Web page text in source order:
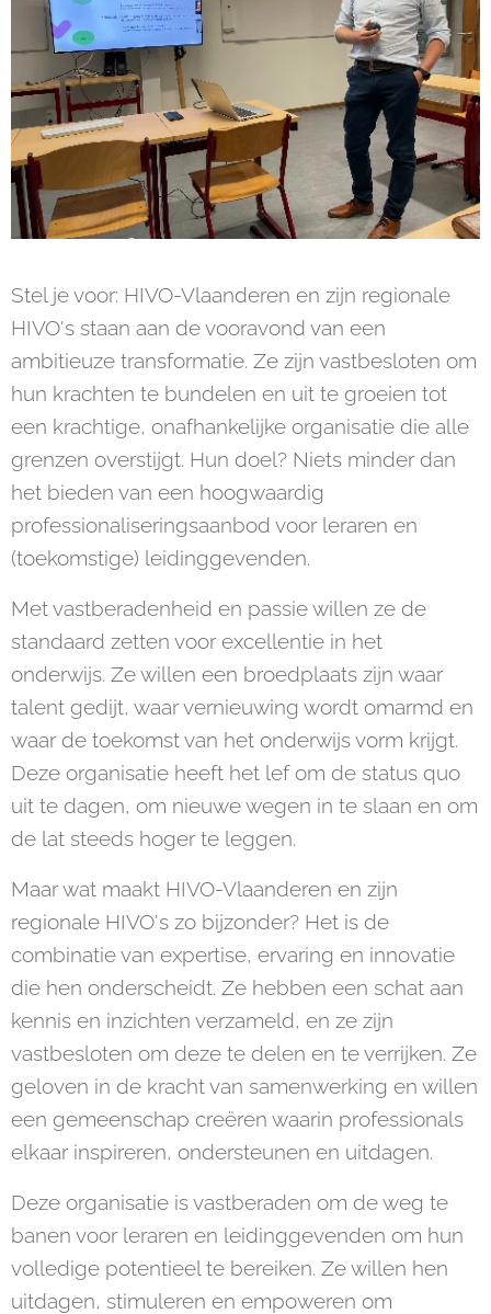
Stel je voor: HIVO-Vlaanderen en zijn regionale
HIVO's staan aan de vooravond van een
ambitieuze transformatie. Ze zijn vastbesloten om
hun krachten te bundelen en uit te groeien tot
een krachtige, onafhankelijke organisatie die alle
grenzen overstijgt. Hun doel? Niets minder dan
het bieden van een hoogwaardig
professionaliseringsaanbod voor leraren en
(toekomstige) leidinggevenden.
Met vastberadenheid en passie willen ze de
standaard zetten voor excellentie in het
onderwijs. Ze willen een broedplaats zijn waar
talent gedijt, waar vernieuwing wordt omarmd en
waar de toekomst van het onderwijs vorm krijgt.
Deze organisatie heeft het lef om de status quo
uit te dagen, om nieuwe wegen in te slaan en om
de lat steeds hoger te leggen.
Maar wat maakt HIVO-Vlaanderen en zijn
regionale HIVO's zo bijzonder? Het is de
combinatie van expertise, ervaring en innovatie
die hen onderscheidt. Ze hebben een schat aan
kennis en inzichten verzameld, en ze zijn
vastbesloten om deze te delen en te verrijken. Ze
geloven in de kracht van samenwerking en willen
een gemeenschap creëren waarin professionals
elkaar inspireren, ondersteunen en uitdagen.
Deze organisatie is vastberaden om de weg te
banen voor leraren en leidinggevenden om hun
volledige potentieel te bereiken. Ze willen hen
uitdagen, stimuleren en empoweren om